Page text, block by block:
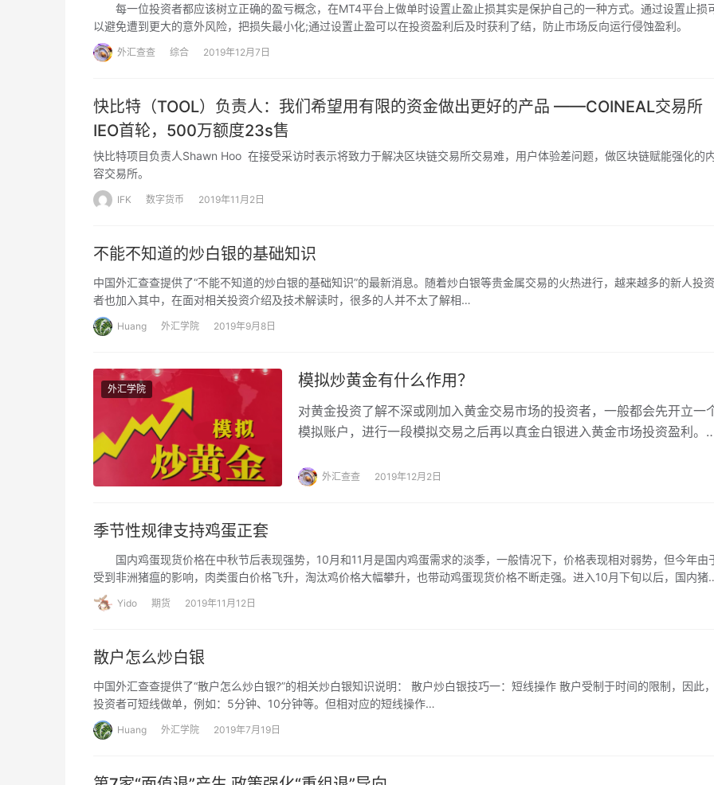
每一位投资者都应该树立正确的盈亏概念，在MT4平台上做单时设置止盈止损其实是保护自己的一种方式。通过设置止损
以避免遭到更大的意外风险，把损失最小化;通过设置止盈可以在投资盈利后及时获利了结，防止市场反向运行侵蚀盈利。
外汇查查 综合 2019年12月7日
快比特（TOOL）负责人：我们希望用有限的资金做出更好的产品 ——COINEAL交易所
IEO首轮，500万额度23s售
快比特项目负责人Shawn Hoo 在接受采访时表示将致力于解决区块链交易所交易难，用户体验差问题，做区块链赋能强化的
容交易所。
IFK 数字货币 2019年11月2日
不能不知道的炒白银的基础知识
中国外汇查查提供了“不能不知道的炒白银的基础知识”的最新消息。随着炒白银等贵金属交易的火热进行，越来越多的新人投资
者也加入其中，在面对相关投资介绍及技术解读时，很多的人并不太了解相…
Huang 外汇学院 2019年9月8日
外汇学院 模拟炒黄金有什么作用？
对黄金投资了解不深或刚加入黄金交易市场的投资者，一般都会先开立一
模拟账户，进行一段模拟交易之后再以真金白银进入黄金市场投资盈利。
手投资者一定要先进行模拟交易吗？
外汇查查 2019年12月2日
季节性规律支持鸡蛋正套
国内鸡蛋现货价格在中秋节后表现强势，10月和11月是国内鸡蛋需求的淡季，一般情况下，价格表现相对弱势，但今年由
受到非洲猪瘟的影响，肉类蛋白价格飞升，淘汰鸡价格大幅攀升，也带动鸡蛋现货价格不断走强。进入10月下旬以后，国内猪
现货价格总体持稳，再加上需求淡季的影响，现货走货开始变慢，需求也因高价受到一定的抑制。短期鸡蛋期货大概率维持高
振荡，难有较大的单边行情。由于季节性规律和明年供给的增加，后期鸡蛋1―5正套或仍是主方向。
Yido 期货 2019年11月12日
散户怎么炒白银
中国外汇查查提供了“散户怎么炒白银?”的相关炒白银知识说明： 散户炒白银技巧一：短线操作 散户受制于时间的限制，因此
投资者可短线做单，例如：5分钟、10分钟等。但相对应的短线操作…
Huang 外汇学院 2019年7月19日